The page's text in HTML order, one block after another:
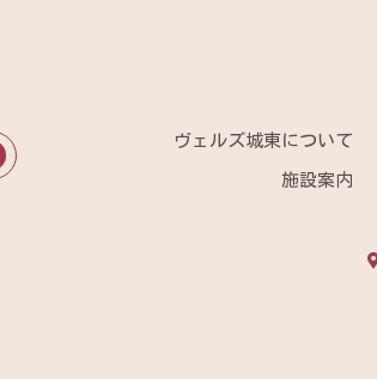
ヴェルズ城東について
施設案内